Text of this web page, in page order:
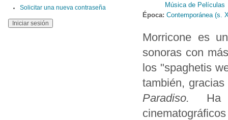
Música de Películas
Época: Contemporánea (s.
Morricone es
sonoras con
los "spaghetis
también,
Paradiso.
Solicitar una nueva contraseña